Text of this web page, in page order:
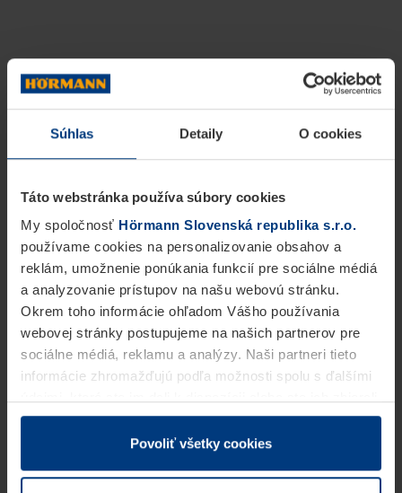
Súhlas Detaily O cookies
Táto webstránka používa súbory cookies
My spoločnosť Hörmann Slovenská republika s.r.o.
používame cookies na personalizovanie obsahov a
reklám, umožnenie ponúkania funkcií pre sociálne médiá
a analyzovanie prístupov na našu webovú stránku.
Okrem toho informácie ohľadom Vášho používania
webovej stránky postupujeme na našich partnerov pre
sociálne médiá, reklamu a analýzy. Naši partneri tieto
informácie zhromažďujú podľa možnosti spolu s ďalšími
v rámci Vášho využívania služieb.
Z právneho hľadiska môžeme cookies ukladať na Vašom
prevádzku tejto stránky. Pre všetky ostatné typy cookie
Povoliť všetky cookies